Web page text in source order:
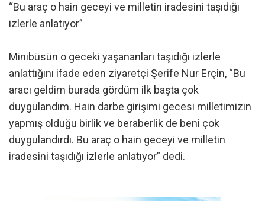
“Bu araç o hain geceyi ve milletin iradesini taşıdığı
izlerle anlatıyor”
Minibüsün o geceki yaşananları taşıdığı izlerle
anlattığını ifade eden ziyaretçi Şerife Nur Erçin, “Bu
aracı geldim burada gördüm ilk başta çok
duygulandım. Hain darbe girişimi gecesi milletimizin
yapmış olduğu birlik ve beraberlik de beni çok
duygulandırdı. Bu araç o hain geceyi ve milletin
iradesini taşıdığı izlerle anlatıyor” dedi.